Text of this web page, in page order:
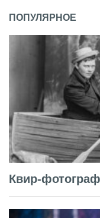
ПОПУЛЯРНОЕ
Квир-